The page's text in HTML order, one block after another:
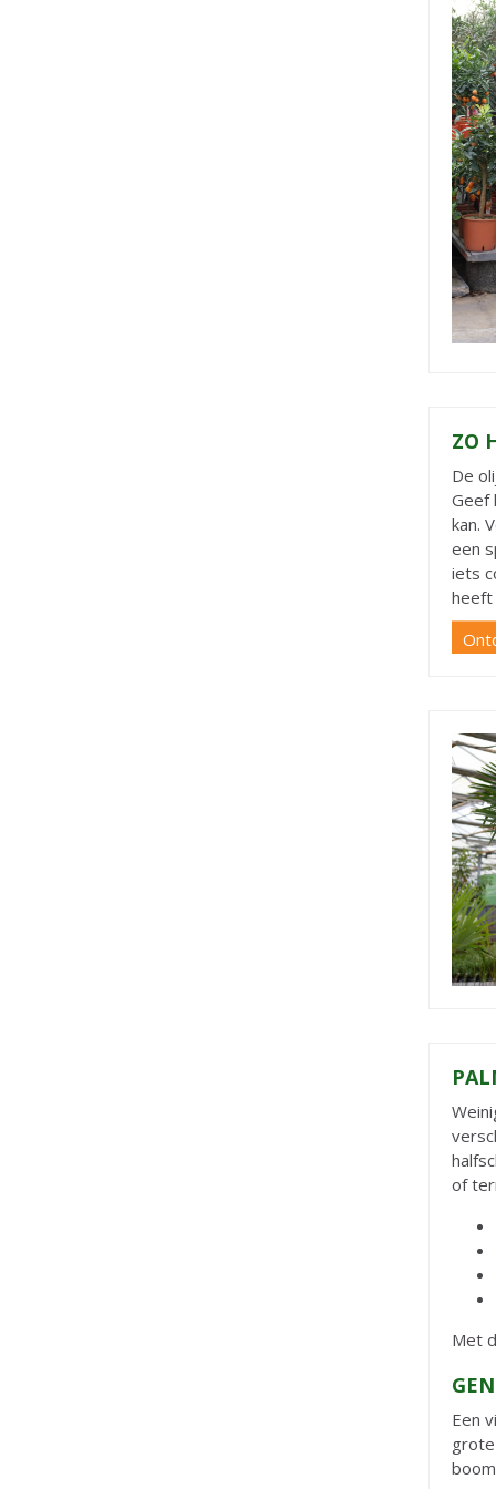
ZO
De
Geef
kan.
een
iets
heeft
of
Met
Een